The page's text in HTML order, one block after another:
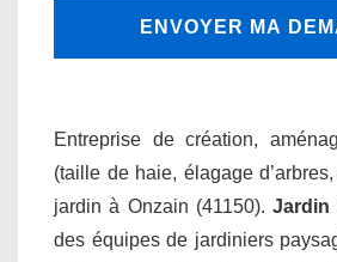
Entreprise de création,
(taille de haie, élagage
jardin à Onzain (41150).Jardin
des équipes de jardiniers